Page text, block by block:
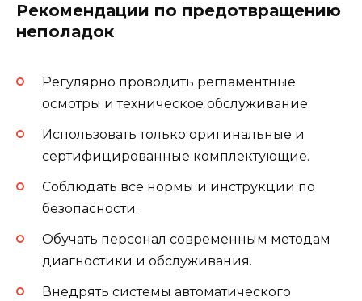
Рекомендации по предотвращению
неполадок
Регулярно проводить регламентные
осмотры и техническое обслуживание.
Использовать только оригинальные и
сертифицированные комплектующие.
Соблюдать все нормы и инструкции по
безопасности.
Обучать персонал современным методам
диагностики и обслуживания.
Внедрять системы автоматического